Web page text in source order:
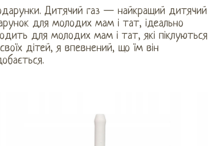
Дитячий газ — найкращий дитячий
для молодих мам і тат, ідеально
для молодих мам і тат, які піклуються
дітей, я впевнений, що їм він